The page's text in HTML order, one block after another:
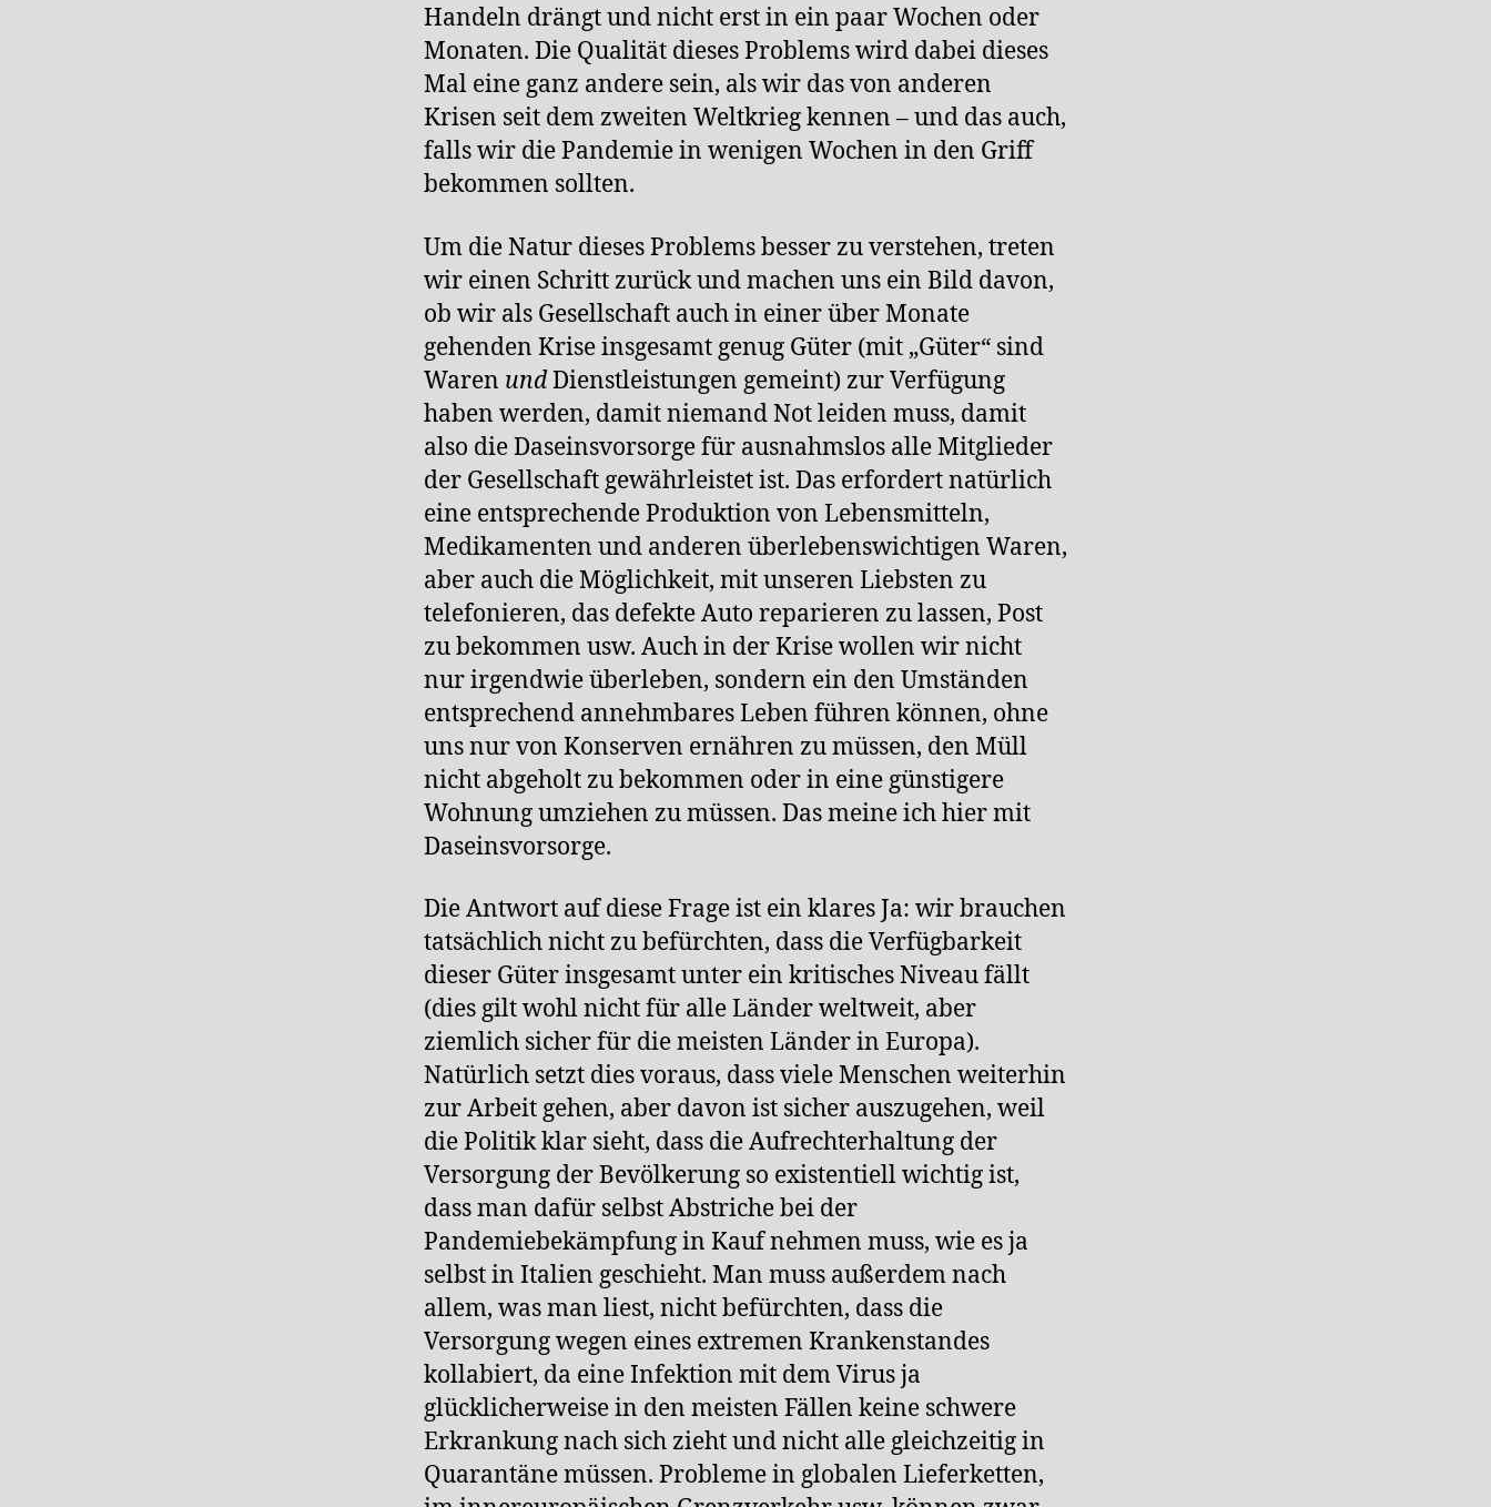
Handeln drängt und nicht erst in ein paar Wochen oder
Monaten. Die Qualität dieses Problems wird dabei dieses
Mal eine ganz andere sein, als wir das von anderen
Krisen seit dem zweiten Weltkrieg kennen – und das auch,
falls wir die Pandemie in wenigen Wochen in den Griff
bekommen sollten.
Um die Natur dieses Problems besser zu verstehen, treten
wir einen Schritt zurück und machen uns ein Bild davon,
ob wir als Gesellschaft auch in einer über Monate
gehenden Krise insgesamt genug Güter (mit „Güter“ sind
Waren undDienstleistungen gemeint) zur Verfügung
haben werden, damit niemand Not leiden muss, damit
also die Daseinsvorsorge für ausnahmslos alle Mitglieder
der Gesellschaft gewährleistet ist. Das erfordert natürlich
eine entsprechende Produktion von Lebensmitteln,
Medikamenten und anderen überlebenswichtigen Waren,
aber auch die Möglichkeit, mit unseren Liebsten zu
telefonieren, das defekte Auto reparieren zu lassen, Post
zu bekommen usw. Auch in der Krise wollen wir nicht
nur irgendwie überleben, sondern ein den Umständen
entsprechend annehmbares Leben führen können, ohne
uns nur von Konserven ernähren zu müssen, den Müll
nicht abgeholt zu bekommen oder in eine günstigere
Wohnung umziehen zu müssen. Das meine ich hier mit
Daseinsvorsorge.
Die Antwort auf diese Frage ist ein klares Ja: wir brauchen
tatsächlich nicht zu befürchten, dass die Verfügbarkeit
dieser Güter insgesamt unter ein kritisches Niveau fällt
(dies gilt wohl nicht für alle Länder weltweit, aber
ziemlich sicher für die meisten Länder in Europa).
Natürlich setzt dies voraus, dass viele Menschen weiterhin
zur Arbeit gehen, aber davon ist sicher auszugehen, weil
die Politik klar sieht, dass die Aufrechterhaltung der
Versorgung der Bevölkerung so existentiell wichtig ist,
dass man dafür selbst Abstriche bei der
Pandemiebekämpfung in Kauf nehmen muss, wie es ja
selbst in Italien geschieht. Man muss außerdem nach
allem, was man liest, nicht befürchten, dass die
Versorgung wegen eines extremen Krankenstandes
kollabiert, da eine Infektion mit dem Virus ja
glücklicherweise in den meisten Fällen keine schwere
Erkrankung nach sich zieht und nicht alle gleichzeitig in
Quarantäne müssen. Probleme in globalen Lieferketten,